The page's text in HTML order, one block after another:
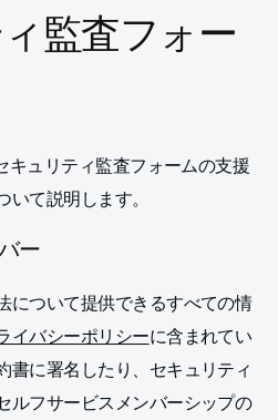
監査フォー
キュリティ監査フォームの支援
て説明します。
ー
について提供できるすべての情
イバシーポリシーに含まれてい
書に署名したり、セキュリティ
ルフサービスメンバーシップの